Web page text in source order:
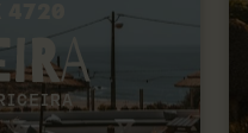
4720